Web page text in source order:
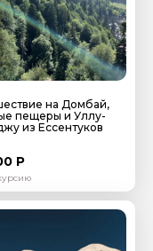
на Домбай,
пещеры и Уллу-
из Ессентуков
Р